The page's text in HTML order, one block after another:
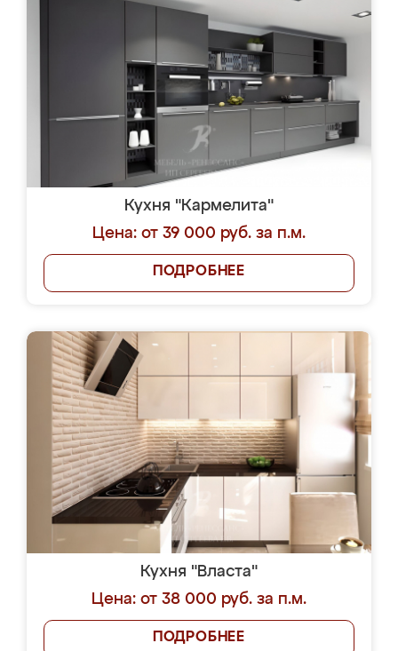
Кухня "Кармелита"
Цена: от 39 000 руб. за п.м.
ПОДРОБНЕЕ
Кухня "Власта"
Цена: от 38 000 руб. за п.м.
ПОДРОБНЕЕ